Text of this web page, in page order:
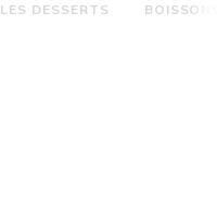
LES DESSERTS